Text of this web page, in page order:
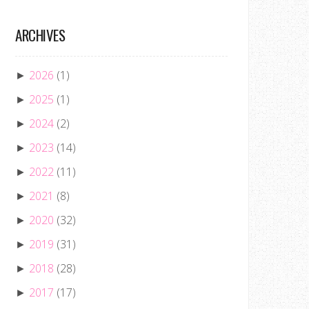
ARCHIVES
► 2026 (1)
► 2025 (1)
► 2024 (2)
► 2023 (14)
► 2022 (11)
► 2021 (8)
► 2020 (32)
► 2019 (31)
► 2018 (28)
► 2017 (17)